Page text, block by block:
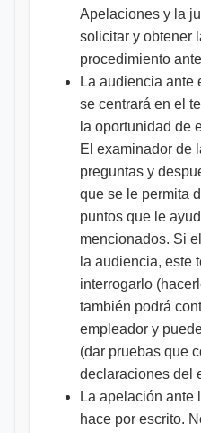
Apelaciones y la
solicitar y obtener
procedimiento
La audiencia ante
se centrará en el
la oportunidad de
El examinador de
preguntas y
que se le permita
puntos que le
mencionados. Si
la audiencia, este
interrogarlo
también podrá
empleador y
(dar pruebas que
declaraciones del
La apelación ante
hace por escrito.